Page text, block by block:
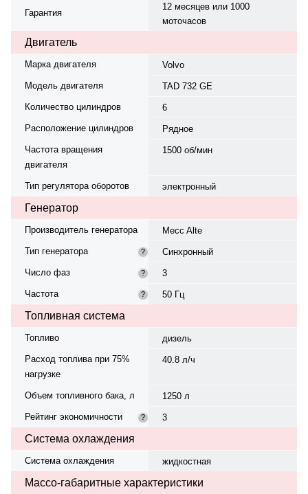
Гарантия
12 месяцев или 1000
моточасов
Двигатель
Марка двигателя
Volvo
Модель двигателя
TAD 732 GE
Количество цилиндров
6
Расположение цилиндров
Рядное
Частота вращения
двигателя
1500 об/мин
Тип регулятора оборотов электронный
Генератор
Производитель генератора
Mecc Alte
Тип генератора
?
Синхронный
Число фаз
?
3
Частота
? 50 Гц
Топливная система
Топливо
дизель
Расход топлива при 75%
нагрузке
40.8 л/ч
Объем топливного бака, л
1250 л
Рейтинг экономичности
? 3
Система охлаждения
Система охлаждения жидкостная
Массо-габаритные характеристики